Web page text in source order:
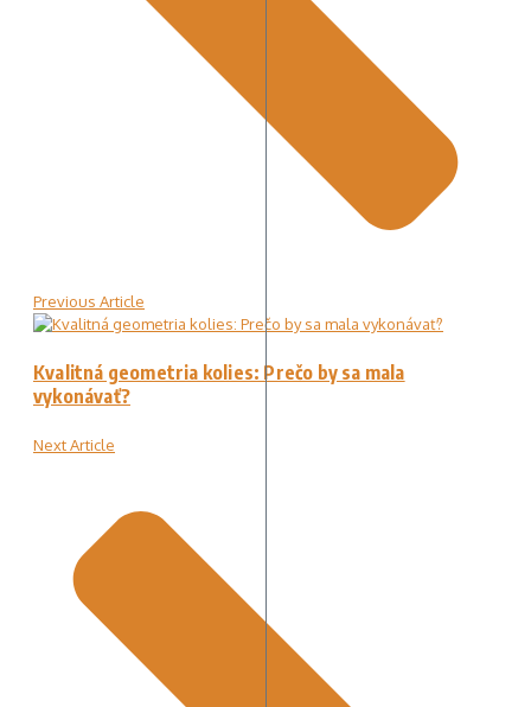
Previous Article
Kvalitná geometria kolies: Prečo by sa mala
vykonávať?
Next Article